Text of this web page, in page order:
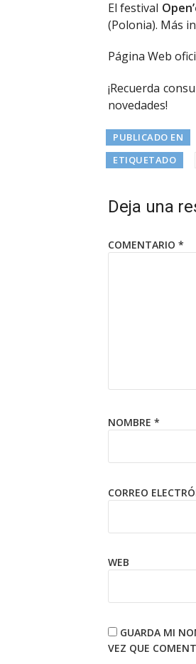
El festival
(Polonia). Más
Página Web
¡Recuerda
novedades!
PUBLICADO EN
ETIQUETADO
Deja una
COMENTARIO *
NOMBRE *
CORREO
WEB
GUARDA MI
VEZ QUE